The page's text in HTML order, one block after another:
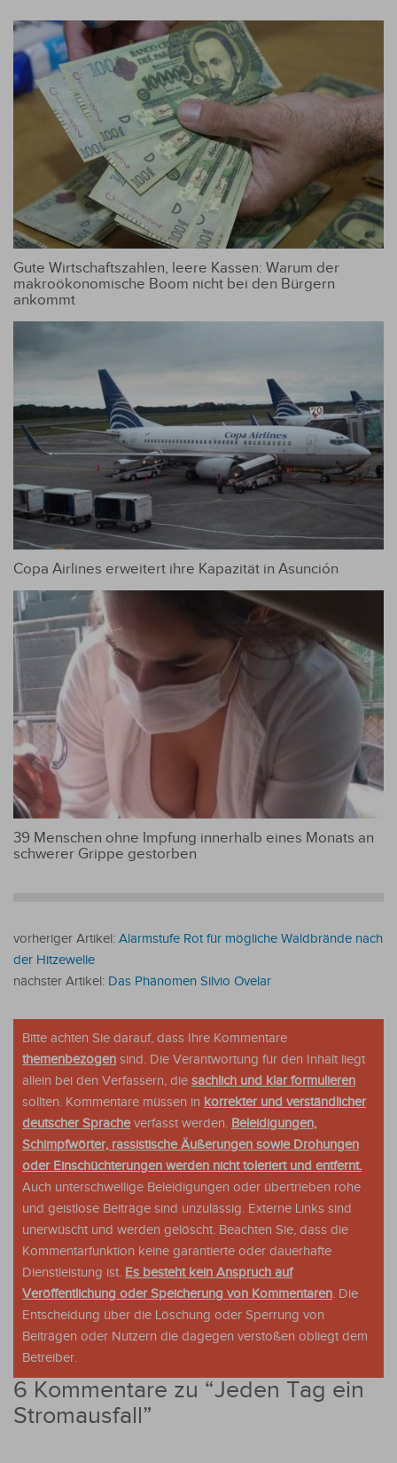
Gute Wirtschaftszahlen, leere Kassen: Warum der
makroökonomische Boom nicht bei den Bürgern
ankommt
Copa Airlines erweitert ihre Kapazität in Asunción
39 Menschen ohne Impfung innerhalb eines Monats an
schwerer Grippe gestorben
vorheriger Artikel: Alarmstufe Rot für mögliche Waldbrände nach
der Hitzewelle
nächster Artikel: Das Phänomen Silvio Ovelar
Bitte achten Sie darauf, dass Ihre Kommentare
themenbezogen sind. Die Verantwortung für den Inhalt liegt
allein bei den Verfassern, die sachlich und klar formulieren
sollten. Kommentare müssen in korrekter und verständlicher
deutscher Spracheverfasst werden. Beleidigungen,
Schimpfwörter, rassistische Äußerungen sowie Drohungen
oder Einschüchterungen werden nicht toleriert und entfernt.
Auch unterschwellige Beleidigungen oder übertrieben rohe
und geistlose Beiträge sind unzulässig. Externe Links sind
unerwüscht und werden gelöscht. Beachten Sie, dass die
Kommentarfunktion keine garantierte oder dauerhafte
Dienstleistung ist. Es besteht kein Anspruch auf
Veröffentlichung oder Speicherung von Kommentaren. Die
Entscheidung über die Löschung oder Sperrung von
Beiträgen oder Nutzern die dagegen verstoßen obliegt dem
Betreiber.
6 Kommentare zu “Jeden Tag ein
Stromausfall”